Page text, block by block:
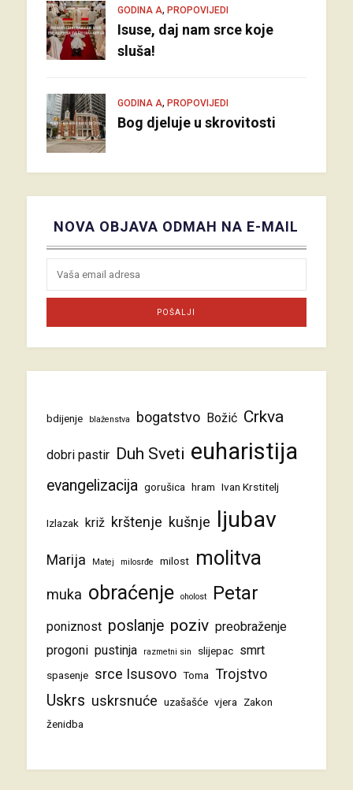
GODINA A, PROPOVIJEDI
Isuse, daj nam srce koje
sluša!
GODINA A, PROPOVIJEDI
Bog djeluje u skrovitosti
NOVA OBJAVA ODMAH NA E-MAIL
bdijenje blaženstva bogatstvo Božić Crkva
dobri pastir Duh Sveti euharistija
evangelizacija gorušica hram Ivan Krstitelj
Izlazak križ krštenje kušnje ljubav
Marija Matej milosrđe milost molitva
muka obraćenje oholost Petar
poniznost poslanje poziv preobraženje
progoni pustinja razmetni sin slijepac smrt
spasenje srce Isusovo Toma Trojstvo
Uskrs uskrsnuće uzašašće vjera
Zakon
ženidba